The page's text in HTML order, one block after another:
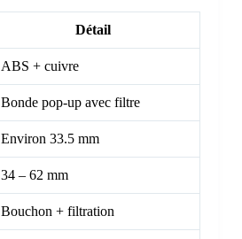
Détail
ABS + cuivre
Bonde pop-up avec filtre
Environ 33.5 mm
34 – 62 mm
Bouchon + filtration